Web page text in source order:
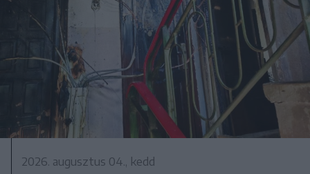
2026. augusztus 04., kedd